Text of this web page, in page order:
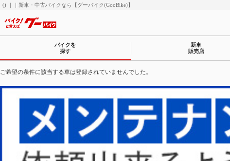
() ｜｜新車・中古バイクなら【グーバイク(GooBike)】
バイクを
探す
新車
販売店
ご希望の条件に該当する車は登録されていませんでした。